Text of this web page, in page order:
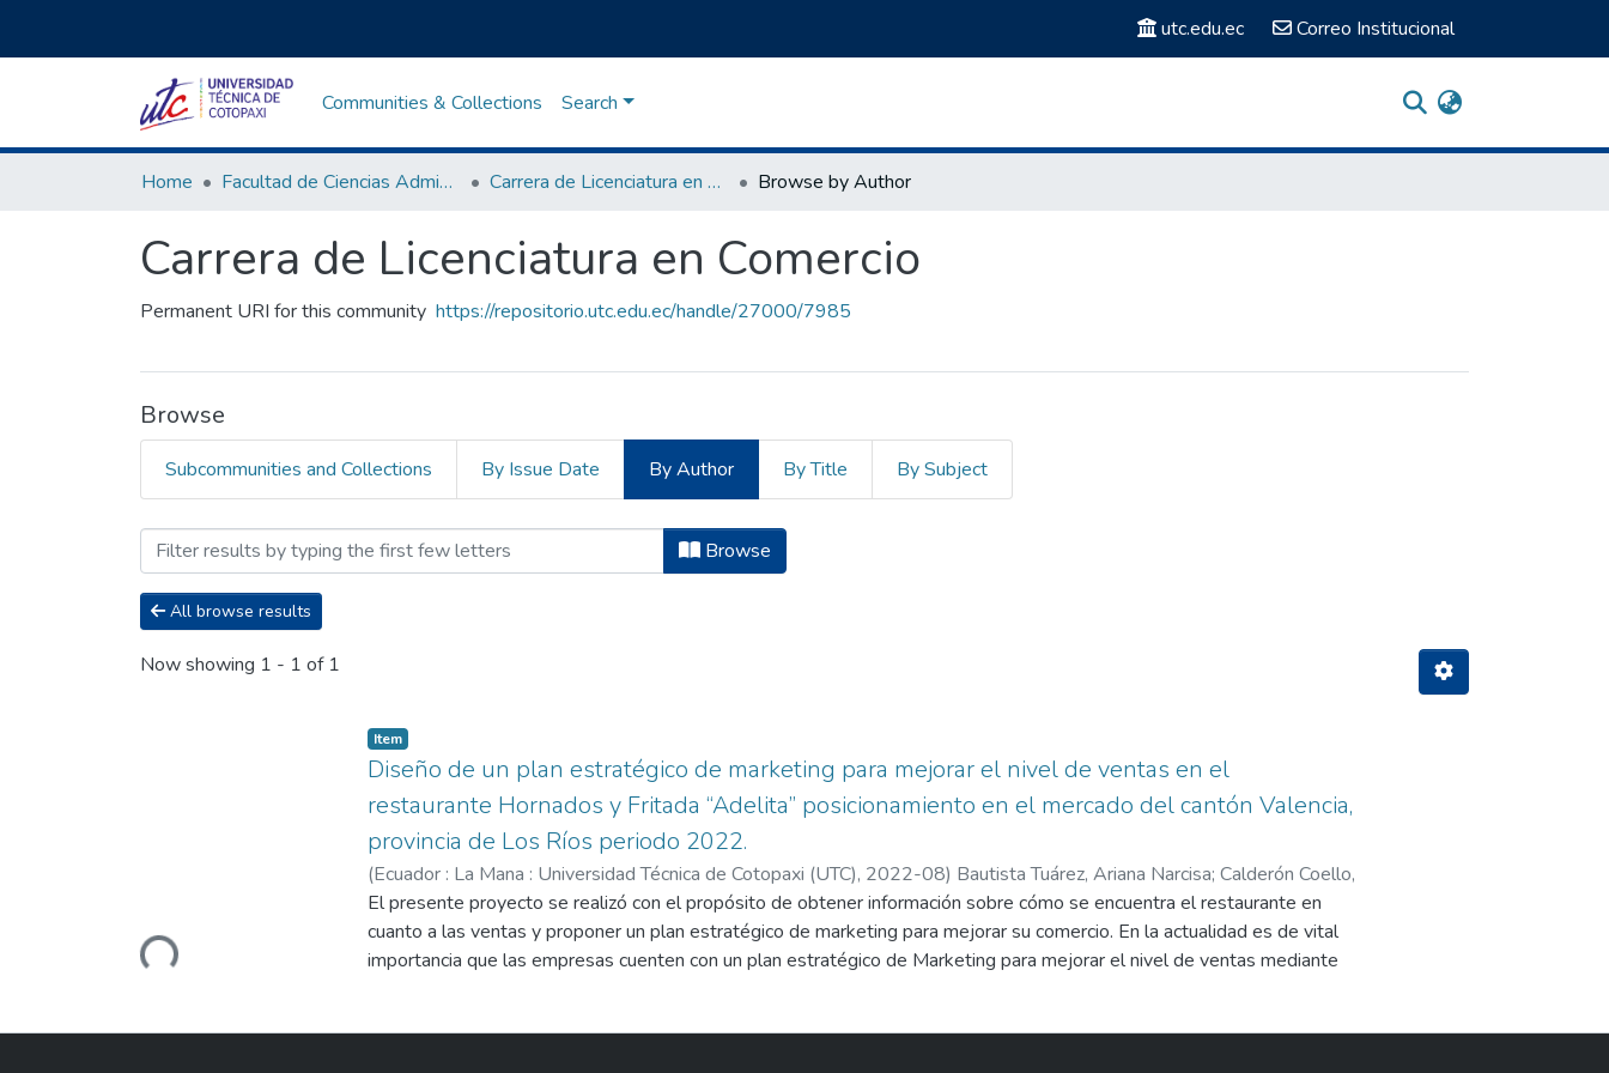
utc.edu.ec Correo Institucional
Communities & Collections Search
Home Facultad de Ciencias Administrativas y Económicas Carrera de Licenciatura en Comercio Browse by Author
Carrera de Licenciatura en Comercio
Permanent URI for this community https://repositorio.utc.edu.ec/handle/27000/7985
Browse
Subcommunities and Collections By Issue Date By Author By Title By Subject
Browsing Carrera de Licenciatura en Comercio by Author "Bautista Tuárez, Ariana Narcisa"
Browse
All browse results
Now showing 1 - 1 of 1
Loading...
Item
Diseño de un plan estratégico de marketing para mejorar el nivel de ventas en el
restaurante Hornados y Fritada “Adelita” posicionamiento en el mercado del cantón Valencia,
provincia de Los Ríos periodo 2022.
(Ecuador : La Mana : Universidad Técnica de Cotopaxi (UTC), 2022-08) Bautista Tuárez, Ariana Narcisa; Calderón Coello,
Shirley Elizabeth;Medina López, Enry Gutember
El presente proyecto se realizó con el propósito de obtener información sobre cómo se encuentra el restaurante en
cuanto a las ventas y proponer un plan estratégico de marketing para mejorar su comercio. En la actualidad es de vital
importancia que las empresas cuenten con un plan estratégico de Marketing para mejorar el nivel de ventas mediante